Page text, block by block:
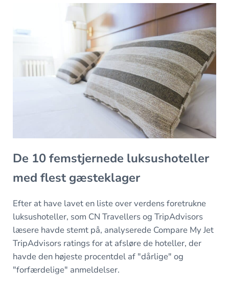
De 10 femstjernede luksushoteller
med flest gæsteklager
Efter at have lavet en liste over verdens foretrukne
luksushoteller, som CN Travellers og TripAdvisors
læsere havde stemt på, analyserede Compare My Jet
TripAdvisors ratings for at afsløre de hoteller, der
havde den højeste procentdel af "dårlige" og
"forfærdelige" anmeldelser.